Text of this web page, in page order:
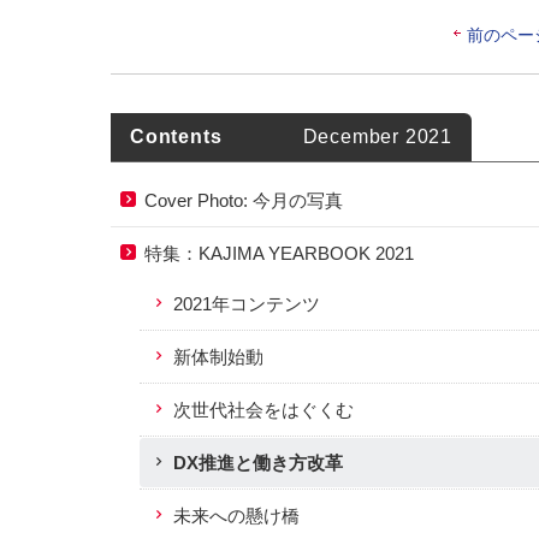
前のペー
Contents December 2021
Cover Photo: 今月の写真
特集： KAJIMA YEARBOOK 2021
2021年コンテンツ
新体制始動
次世代社会をはぐくむ
DX推進と働き方改革
未来への懸け橋